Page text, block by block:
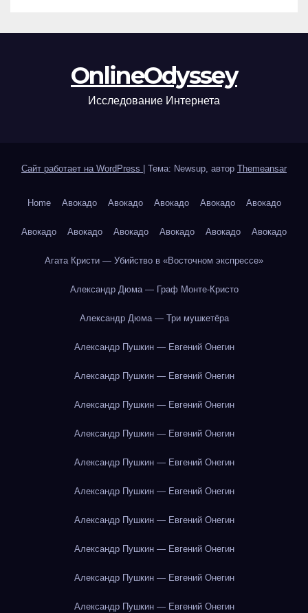
OnlineOdyssey
Исследование Интернета
Сайт работает на WordPress Тема: Newsup, автор Themeansar
Home Авокадо Авокадо Авокадо Авокадо Авокадо
Авокадо Авокадо Авокадо Авокадо Авокадо Авокадо
Агата Кристи — Убийство в «Восточном экспрессе»
Александр Дюма — Граф Монте-Кристо
Александр Дюма — Три мушкетёра
Александр Пушкин — Евгений Онегин
Александр Пушкин — Евгений Онегин
Александр Пушкин — Евгений Онегин
Александр Пушкин — Евгений Онегин
Александр Пушкин — Евгений Онегин
Александр Пушкин — Евгений Онегин
Александр Пушкин — Евгений Онегин
Александр Пушкин — Евгений Онегин
Александр Пушкин — Евгений Онегин
Александр Пушкин — Евгений Онегин